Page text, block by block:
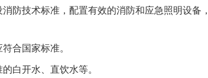
技术标准，配置有效的消防和应急照明设备
合国家标准。
白开水、直饮水等。